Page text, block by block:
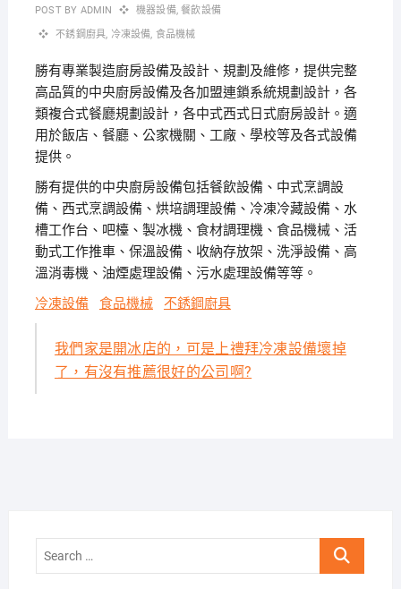
POST BY ADMIN 機器設備,餐飲設備
不銹鋼廚具, 冷凍設備, 食品機械
勝有專業製造廚房設備及設計、規劃及維修，提供完整
高品質的中央廚房設備及各加盟連鎖系統規劃設計，各
類複合式餐廳規劃設計，各中式西式日式廚房設計。適
用於飯店、餐廳、公家機關、工廠、學校等及各式設備
提供。
勝有提供的中央廚房設備包括餐飲設備、中式烹調設
備、西式烹調設備、烘培調理設備、冷凍冷藏設備、水
槽工作台、吧檯、製冰機、食材調理機、食品機械、活
動式工作推車、保溫設備、收納存放架、洗淨設備、高
溫消毒機、油煙處理設備、污水處理設備等等。
冷凍設備
食品機械 不銹鋼廚具
我們家是開冰店的，可是上禮拜冷凍設備壞掉
了，有沒有推薦很好的公司啊?
Search